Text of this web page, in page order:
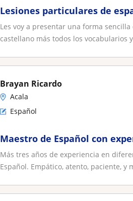
Lesiones particulares de
Les voy a presentar una forma
castellano más todos los vocabularios
Brayan Ricardo
Acala
Español
Maestro de Español con
Más tres años de experiencia en
Español. Empático, atento, paciente, y